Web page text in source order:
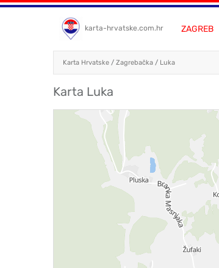
karta-hrvatske.com.hr ZAGREB
Karta Hrvatske / Zagrebačka / Luka
Karta Luka